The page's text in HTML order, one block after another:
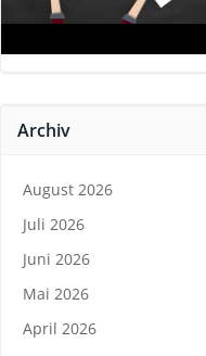
Archiv
August 2026
Juli 2026
Juni 2026
Mai 2026
April 2026